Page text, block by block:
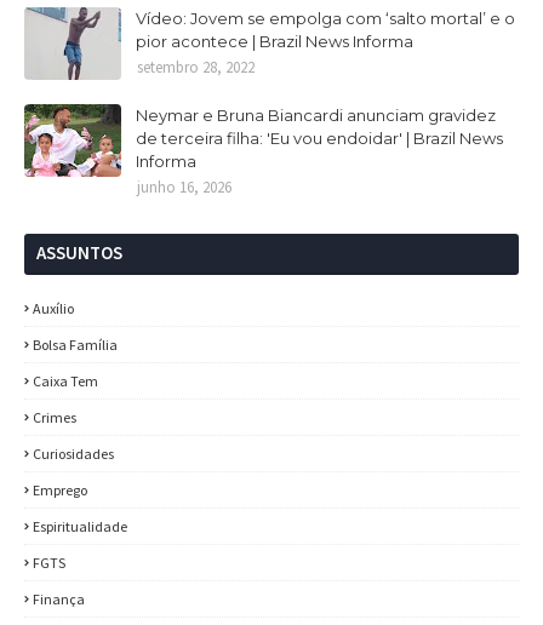
Vídeo: Jovem se empolga com ‘salto mortal’ e o
pior acontece | Brazil News Informa
setembro 28, 2022
Neymar e Bruna Biancardi anunciam gravidez
de terceira filha: 'Eu vou endoidar' | Brazil News
Informa
junho 16, 2026
ASSUNTOS
Auxílio
Bolsa Família
Caixa Tem
Crimes
Curiosidades
Emprego
Espiritualidade
FGTS
Finança